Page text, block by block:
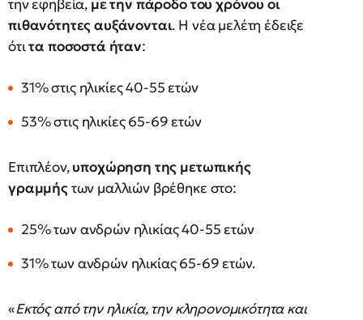
την εφηβεία, με την πάροδο του χρόνου οι
πιθανότητες αυξάνονται. Η νέα μελέτη έδειξε
ότιτα ποσοστά ήταν:
31% στις ηλικίες 40-55 ετών
53% στις ηλικίες 65-69 ετών
Επιπλέον,υποχώρηση της μετωπικής
γραμμήςτων μαλλιών βρέθηκε στο:
25% των ανδρών ηλικίας 40-55 ετών
31% των ανδρών ηλικίας 65-69 ετών.
«Εκτός από την ηλικία, την κληρονομικότητα και